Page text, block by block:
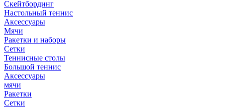
Скейтбординг
Настольный теннис
Аксессуары
Мячи
Ракетки и наборы
Сетки
Теннисные столы
Большой теннис
Аксессуары
мячи
Ракетки
Сетки